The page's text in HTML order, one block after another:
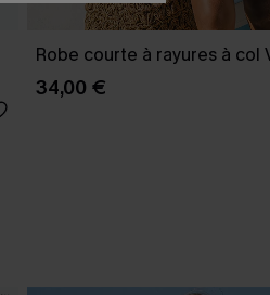
Robe courte à rayures à col
34,00 €